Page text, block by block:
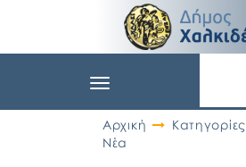
Toggle
Αρχική
Κατηγορίες
Νέα